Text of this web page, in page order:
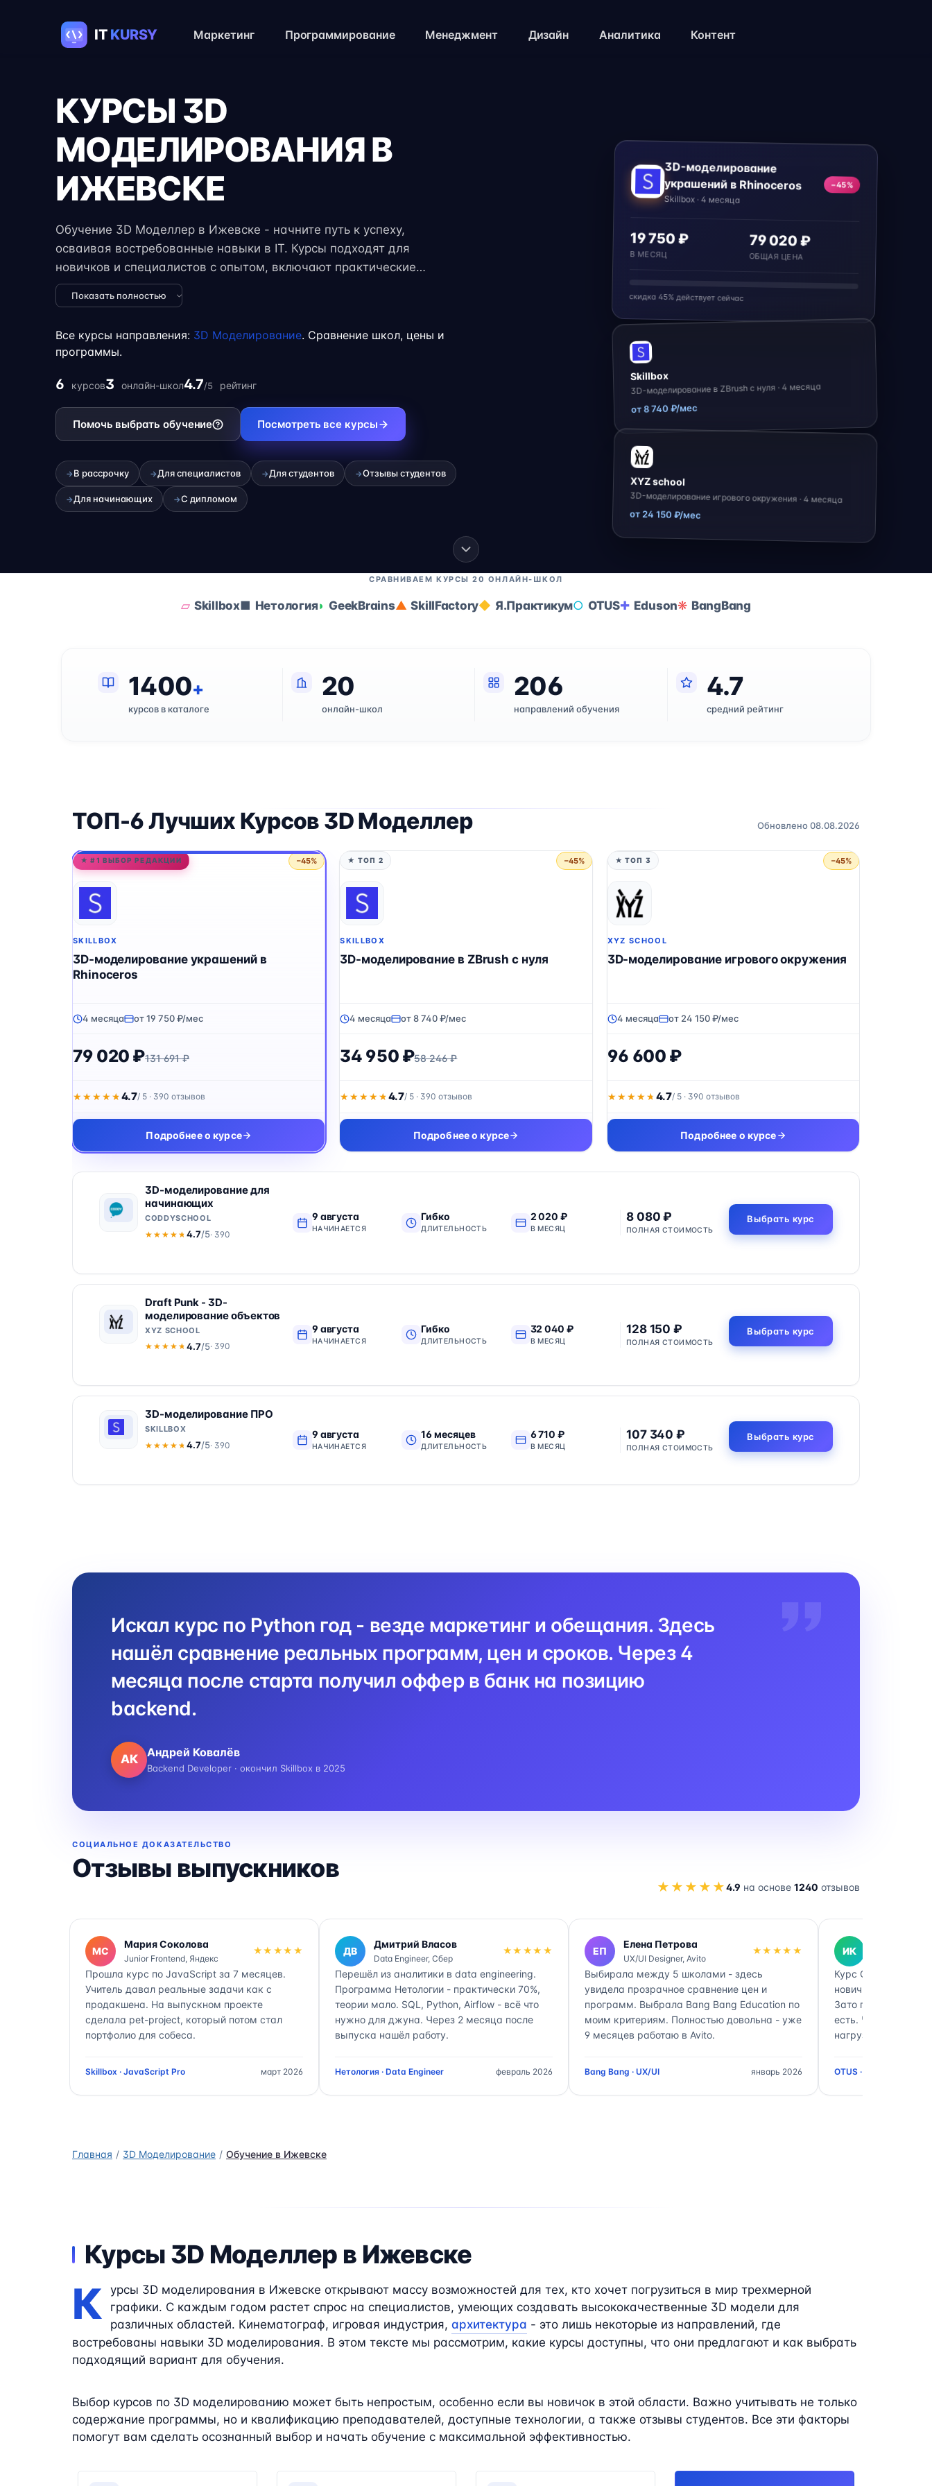
Маркетинг Программирование Менеджмент Дизайн Аналитика Контент
КУРСЫ 3D
МОДЕЛИРОВАНИЯ В
ИЖЕВСКЕ
Обучение 3D Моделлер в Ижевске - начните путь к успеху,
осваивая востребованные навыки в IT. Курсы подходят для
новичков и специалистов с опытом, включают практические
задания, реальные проекты и консультации экспертов. Гибкий
формат занятий позволяет совмещать обучение с работой,
Показать полностью
Все курсы направления: 3D Моделирование. Сравнение школ, цены и
программы.
6 курсов3 онлайн-школ4.7/5 рейтинг
Помочь выбрать обучение Посмотреть все курсы
→В рассрочку →Для специалистов →Для студентов →Отзывы студентов
→Для начинающих →С дипломом
3D-моделирование
украшений в Rhinoceros
Skillbox · 4 месяца
−45%
19 750 ₽
В МЕСЯЦ
79 020 ₽
ОБЩАЯ ЦЕНА
скидка 45% действует сейчас
Skillbox
3D-моделирование в ZBrush с нуля · 4 месяца
от 8 740 ₽/мес
XYZ school
3D-моделирование игрового окружения · 4 месяца
от 24 150 ₽/мес
СРАВНИВАЕМ КУРСЫ 20 ОНЛАЙН-ШКОЛ
Skillbox Нетология GeekBrains SkillFactory Я.Практикум OTUS Eduson BangBang
1400+
курсов в каталоге
20
онлайн-школ
206
направлений обучения
4.7
средний рейтинг
ТОП-6 Лучших Курсов 3D Моделлер Обновлено 08.08.2026
★ #1 ВЫБОР РЕДАКЦИИ −45%
SKILLBOX
3D-моделирование украшений в
Rhinoceros
4 месяца от 19 750 ₽/мес
79 020 ₽131 691 ₽
★★★★★
★★★★★ 4.7/ 5 · 390 отзывов
Подробнее о курсе
★ ТОП 2 −45%
SKILLBOX
3D-моделирование в ZBrush с нуля
4 месяца от 8 740 ₽/мес
34 950 ₽58 246 ₽
★★★★★
★★★★★4.7/ 5 · 390 отзывов
Подробнее о курсе
★ ТОП 3 −45%
XYZ SCHOOL
3D-моделирование игрового окружения
4 месяца от 24 150 ₽/мес
96 600 ₽
★★★★★
★★★★★ 4.7/ 5 · 390 отзывов
Подробнее о курсе
3D-моделирование для
начинающих
CODDYSCHOOL
★★★★★
★★★★★ 4.7/5· 390
9 августа
НАЧИНАЕТСЯ
Гибко
ДЛИТЕЛЬНОСТЬ
2 020 ₽
В МЕСЯЦ
8 080 ₽
ПОЛНАЯ СТОИМОСТЬ
Выбрать курс
Draft Punk - 3D-
моделирование объектов
XYZ SCHOOL
★★★★★
★★★★★ 4.7/5· 390
9 августа
НАЧИНАЕТСЯ
Гибко
ДЛИТЕЛЬНОСТЬ
32 040 ₽
В МЕСЯЦ
128 150 ₽
ПОЛНАЯ СТОИМОСТЬ
Выбрать курс
3D-моделирование ПРО
SKILLBOX
★★★★★
★★★★★ 4.7/5· 390
9 августа
НАЧИНАЕТСЯ
16 месяцев
ДЛИТЕЛЬНОСТЬ
6 710 ₽
В МЕСЯЦ
107 340 ₽
ПОЛНАЯ СТОИМОСТЬ
Выбрать курс
Искал курс по Python год - везде маркетинг и обещания. Здесь
нашёл сравнение реальных программ, цен и сроков. Через 4
месяца после старта получил оффер в банк на позицию
backend.
АК Андрей Ковалёв
Backend Developer · окончил Skillbox в 2025
СОЦИАЛЬНОЕ ДОКАЗАТЕЛЬСТВО
Отзывы выпускников
★★★★★4.9 на основе 1240 отзывов
МС
Мария Соколова
Junior Frontend, Яндекс
★★★★★
Прошла курс по JavaScript за 7 месяцев.
Учитель давал реальные задачи как с
продакшена. На выпускном проекте
сделала pet-project, который потом стал
портфолио для собеса.
Skillbox · JavaScript Pro март 2026
ДВ
Дмитрий Власов
Data Engineer, Сбер
★★★★★
Перешёл из аналитики в data engineering.
Программа Нетологии - практически 70%,
теории мало. SQL, Python, Airflow - всё что
нужно для джуна. Через 2 месяца после
выпуска нашёл работу.
Нетология · Data Engineer февраль 2026
ЕП
Елена Петрова
UX/UI Designer, Avito
★★★★★
Выбирала между 5 школами - здесь
увидела прозрачное сравнение цен и
программ. Выбрала Bang Bang Education по
моим критериям. Полностью довольна - уже
9 месяцев работаю в Avito.
Bang Bang · UX/UI январь 2026
ИК
Курс OTUS
новичков.
Зато после
есть. Через
нагрузке между
OTUS · DevOps
Главная 3D Моделирование Обучение в Ижевске
Курсы 3D Моделлер в Ижевске
К
урсы 3D моделирования в Ижевске открывают массу возможностей для тех, кто хочет погрузиться в мир трехмерной
графики. С каждым годом растет спрос на специалистов, умеющих создавать высококачественные 3D модели для
различных областей. Кинематограф, игровая индустрия, архитектура - это лишь некоторые из направлений, где
востребованы навыки 3D моделирования. В этом тексте мы рассмотрим, какие курсы доступны, что они предлагают и как выбрать
подходящий вариант для обучения.
Выбор курсов по 3D моделированию может быть непростым, особенно если вы новичок в этой области. Важно учитывать не только
содержание программы, но и квалификацию преподавателей, доступные технологии, а также отзывы студентов. Все эти факторы
помогут вам сделать осознанный выбор и начать обучение с максимальной эффективностью.